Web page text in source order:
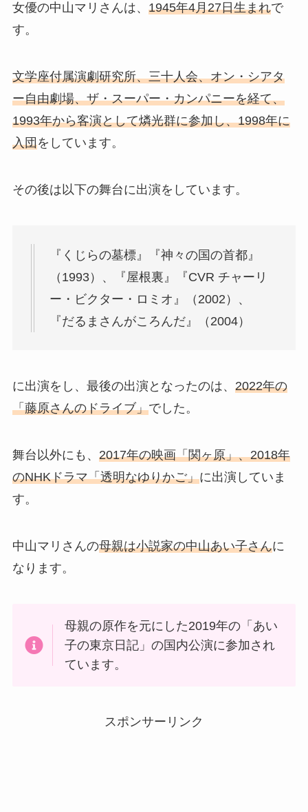
女優の中山マリさんは、 1945年4月27日生まれで
す。
文学座付属演劇研究所、三十人会、オン・シアタ
ー自由劇場、ザ・スーパー・カンパニーを経て、
1993年から客演として燐光群に参加し、1998年に
入団をしています。
その後は以下の舞台に出演をしています。
『くじらの墓標』『神々の国の首都』
（1993）、『屋根裏』『CVR チャーリ
ー・ビクター・ロミオ』（2002）、
『だるまさんがころんだ』（2004）
に出演をし、最後の出演となったのは、 2022年の
「藤原さんのドライブ」でした。
舞台以外にも、 2017年の映画「関ヶ原」、2018年
のNHKドラマ「透明なゆりかご」に出演していま
す。
中山マリさんの母親は小説家の中山あい子さんに
なります。
母親の原作を元にした2019年の「あい
子の東京日記」の国内公演に参加され
ています。
スポンサーリンク